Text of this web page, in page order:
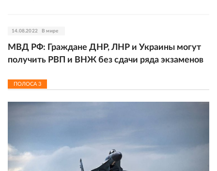
14.08.2022 В мире
МВД РФ: Граждане ДНР, ЛНР и Украины могут
получить РВП и ВНЖ без сдачи ряда экзаменов
ПОЛОСА 3